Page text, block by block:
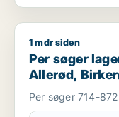
Per søger lager
1 mdr siden
Per søger
Allerød,
Per søger 714-